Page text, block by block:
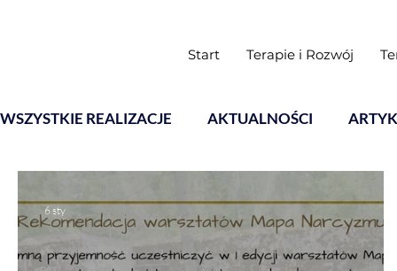
Start Terapie i Rozwój
WSZYSTKIE REALIZACJE AKTUALNOŚCI
6 sty